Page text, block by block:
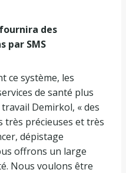
des
par SMS
ce système, les
de santé plus
Demirkol, « des
très précieuses et très
dépistage
offrons un large
Nous voulons être